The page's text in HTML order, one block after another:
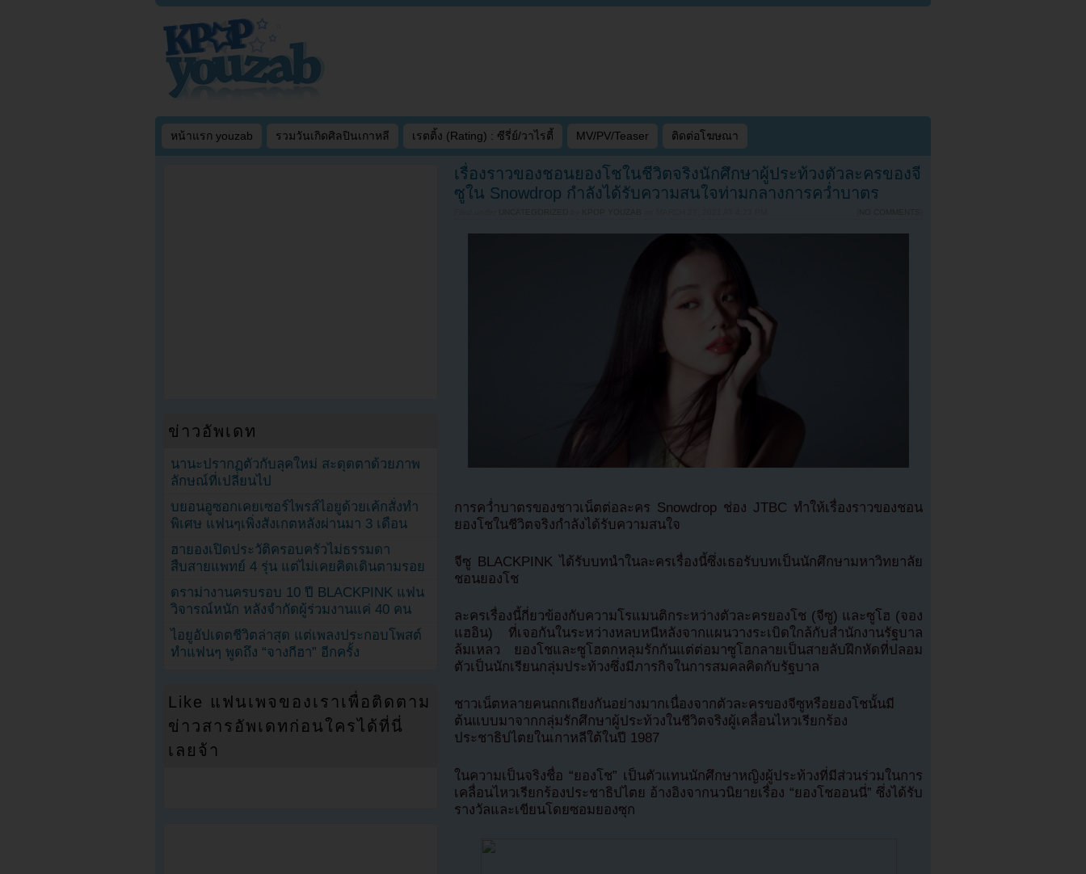
หน้าแรก youzab รวมวันเกิดศิลปินเกาหลี เรตติ้ง (Rating) : ซีรี่ย์/วาไรตี้ MV/PV/Teaser ติดต่อโฆษณา
เรื่องราวของชอนยองโชในชีวิตจริงนักศึกษาผู้ประท้วงตัวละครของจี
ซูใน Snowdrop กำลังได้รับความสนใจท่ามกลางการคว่ำบาตร
UNCATEGORIZED KPOP YOUZAB NO COMMENTS
การคว่ำบาตรของชาวเน็ตต่อละคร Snowdrop ช่อง JTBC ทำให้เรื่องราวของชอน
ยองโชในชีวิตจริงกำลังได้รับความสนใจ
จีซู BLACKPINK ได้รับบทนำในละครเรื่องนี้ซึ่งเธอรับบทเป็นนักศึกษามหาวิทยาลัย
ชอนยองโช
ละครเรื่องนี้กี่ยวข้องกับความโรแมนติกระหว่างตัวละครยองโช (จีซู) และซูโฮ (จอง
แฮอิน) ที่เจอกันในระหว่างหลบหนีหลังจากแผนวางระเบิดใกล้กับสำนักงานรัฐบาล
ล้มเหลว ยองโชและซูโฮตกหลุมรักกันแต่ต่อมาซูโฮกลายเป็นสายลับฝึกหัดที่ปลอม
ตัวเป็นนักเรียนกลุ่มประท้วงซึ่งมีภารกิจในการสมคลคิดกับรัฐบาล
ชาวเน็ตหลายคนถกเถียงกันอย่างมากเนื่องจากตัวละครของจีซูหรือยองโชนั้นมี
ต้นแบบมาจากกลุ่มรักศึกษาผู้ประท้วงในชีวิตจริงผู้เคลื่อนไหวเรียกร้อง
ประชาธิปไตยในเกาหลีใต้ในปี 1987
ในความเป็นจริงชื่อ “ยองโช” เป็นตัวแทนนักศึกษาหญิงผู้ประท้วงที่มีส่วนร่วมในการ
เคลื่อนไหวเรียกร้องประชาธิปไตย อ้างอิงจากนวนิยายเรื่อง “ยองโชออนนี่” ซึ่งได้รับ
รางวัลและเขียนโดยซอมยองซุก
ข่าวอัพเดท
นานะปรากฏตัวกับลุคใหม่ สะดุดตาด้วยภาพ
ลักษณ์ที่เปลี่ยนไป
บยอนอูซอกเคยเซอร์ไพรส์ไอยูด้วยเค้กสั่งทำ
พิเศษ แฟนๆเพิ่งสังเกตหลังผ่านมา 3 เดือน
ฮายองเปิดประวัติครอบครัวไม่ธรรมดา
สืบสายแพทย์ 4 รุ่น แต่ไม่เคยคิดเดินตามรอย
ดราม่างานครบรอบ 10 ปี BLACKPINK แฟน
วิจารณ์หนัก หลังจำกัดผู้ร่วมงานแค่ 40 คน
ไอยูอัปเดตชีวิตล่าสุด แต่เพลงประกอบโพสต์
ทำแฟนๆ พูดถึง “จางกีฮา” อีกครั้ง
Like แฟนเพจของเราเพื่อติดตาม
ข่าวสารอัพเดทก่อนใครได้ที่นี่
เลยจ้า